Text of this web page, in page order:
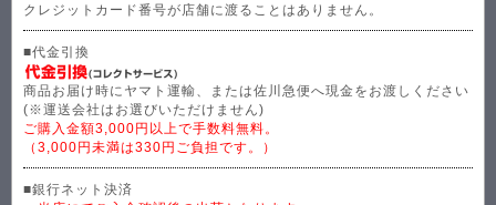
クレジットカード番号が店舗に渡ることはありません。
■代金引換
商品お届け時にヤマト運輸、または佐川急便へ現金をお渡しください
(※運送会社はお選びいただけません)
ご購入金額3,000円以上で手数料無料。
（3,000円未満は330円ご負担です。）
■銀行ネット決済